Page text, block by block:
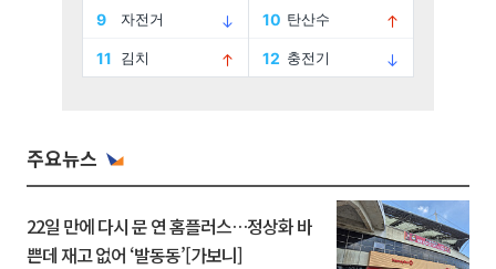
주요뉴스
22일 만에 다시 문 연 홈플러스…정상화 바
쁜데 재고 없어 ‘발동동’[가보니]